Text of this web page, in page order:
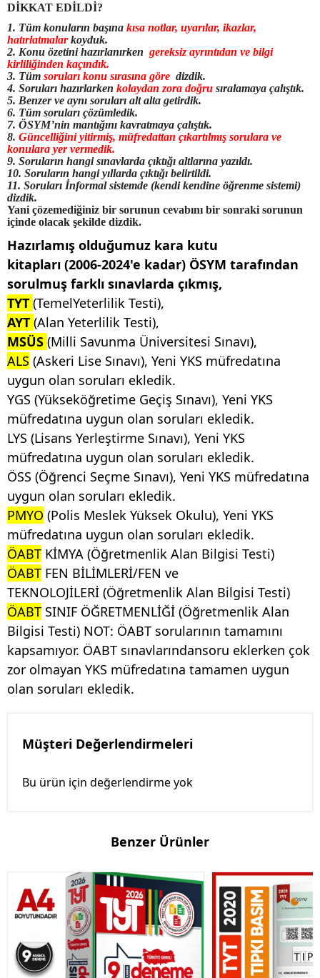
DİKKAT EDİLDİ?
1. Tüm konuların başına kısa notlar, uyarılar, ikazlar,
hatırlatmalar koyduk.
2. Konu özetini hazırlanırken gereksiz ayrıntıdan ve bilgi
kirliliğinden kaçındık.
3. Tüm soruları konu sırasına göre dizdik.
4. Soruları hazırlarken kolaydan zora doğru sıralamaya çalıştık.
5. Benzer ve aynı soruları alt alta getirdik.
6. Tüm soruları çözümledik.
7. ÖSYM’nin mantığını kavratmaya çalıştık.
8. Güncelliğini yitirmiş, müfredattan çıkartılmış sorulara ve
konulara yer vermedik.
9. Soruların hangi sınavlarda çıktığı altlarına yazıldı.
10. Soruların hangi yıllarda çıktığı belirtildi.
11. Soruları İnformal sistemde (kendi kendine öğrenme sistemi)
dizdik.
Yani çözemediğiniz bir sorunun cevabını bir sonraki sorunun
içinde olacak şekilde dizdik.
Hazırlamış olduğumuz kara kutu
kitapları (2006-2024'e kadar) ÖSYM tarafından
sorulmuş farklı sınavlarda çıkmış,
TYT (TemelYeterlilik Testi),
AYT (Alan Yeterlilik Testi),
MSÜS (Milli Savunma Üniversitesi Sınavı),
ALS (Askeri Lise Sınavı), Yeni YKS müfredatına
uygun olan soruları ekledik.
YGS (Yükseköğretime Geçiş Sınavı), Yeni YKS
müfredatına uygun olan soruları ekledik.
LYS (Lisans Yerleştirme Sınavı), Yeni YKS
müfredatına uygun olan soruları ekledik.
ÖSS (Öğrenci Seçme Sınavı), Yeni YKS müfredatına
uygun olan soruları ekledik.
PMYO (Polis Meslek Yüksek Okulu), Yeni YKS
müfredatına uygun olan soruları ekledik.
ÖABT KİMYA (Öğretmenlik Alan Bilgisi Testi)
ÖABT FEN BİLİMLERİ/FEN ve
TEKNOLOJİLERİ (Öğretmenlik Alan Bilgisi Testi)
ÖABT SINIF ÖĞRETMENLİĞİ (Öğretmenlik Alan
Bilgisi Testi) NOT: ÖABT sorularının tamamını
kapsamıyor. ÖABT sınavlarındansoru eklerken çok
zor olmayan YKS müfredatına tamamen uygun
olan soruları ekledik.
Müşteri Değerlendirmeleri
Bu ürün için değerlendirme yok
Benzer Ürünler